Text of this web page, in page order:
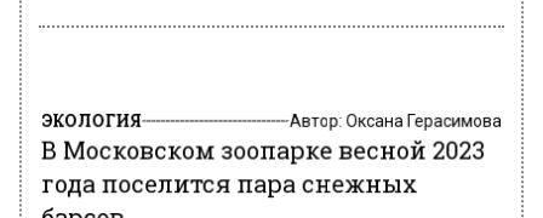
В Московском зоопарке весной 2023
года поселится пара снежных
барсов